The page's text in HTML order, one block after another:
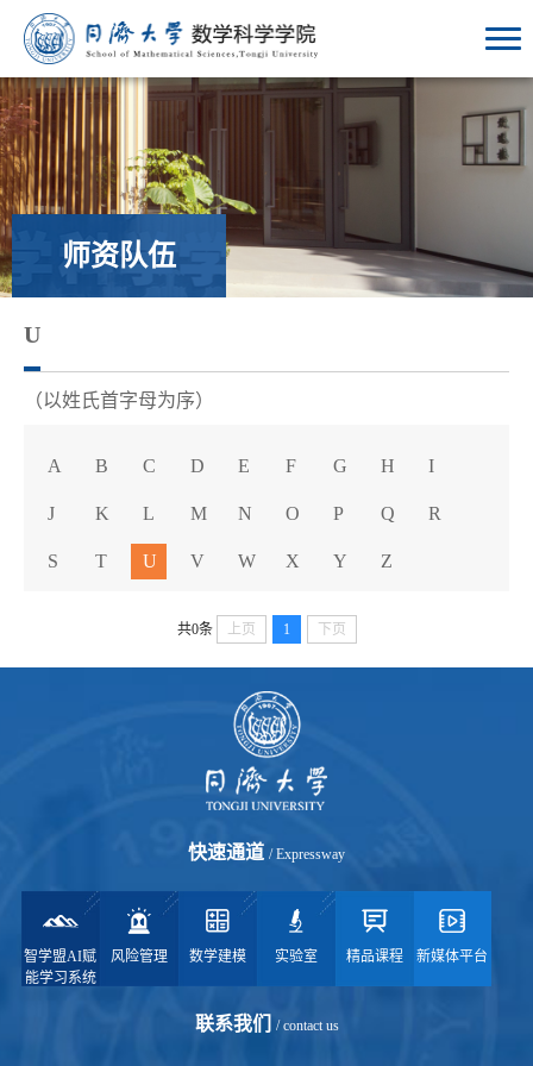
师资队伍
U
（以姓氏首字母为序）
A B C D E F G H I
J K L M N O P Q R
S T U V W X Y Z
共0条 上页 1 下页
快速通道 / Expressway
智学盟AI赋
能学习系统
风险管理 数学建模 实验室 精品课程 新媒体平台
联系我们 / contact us